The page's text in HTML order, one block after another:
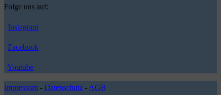
Folge uns auf:
Instagram
Facebook
Youtube
Impressum - Datenschutz - AGB